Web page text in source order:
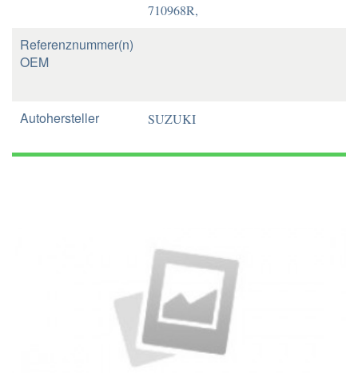
710968R,
Referenznummer(n)
OEM
Autohersteller SUZUKI